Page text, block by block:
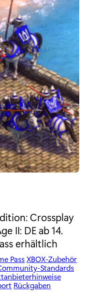
Crossplay
II: DE ab 14.
erhältlich
PassXBOX-Zubehör
Standards
Rückgaben